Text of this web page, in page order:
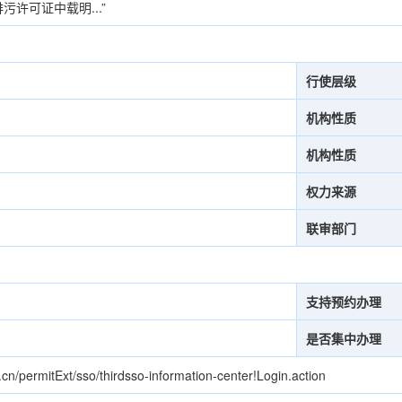
许可证中载明...”
行使层级
机构性质
机构性质
权力来源
联审部门
支持预约办理
是否集中办理
permitExt/sso/thirdsso-information-center!Login.action